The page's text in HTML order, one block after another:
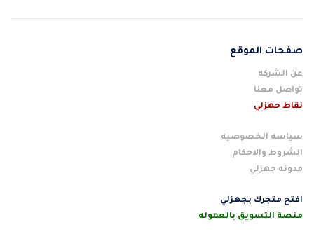
صفحات الموقع
عن الشركه
تواصل معنا
نقاط حهزلي
سياسه الخصوصيه
الشروط والاحكام
مدونه جهزلي
افتح متجرك بجهزلي
منصة التسويق بالعموله